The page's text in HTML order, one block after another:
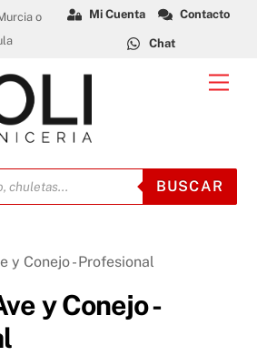
o
Mi Cuenta Contacto
Chat
BUSCAR
y Conejo - Profesional
y Conejo -